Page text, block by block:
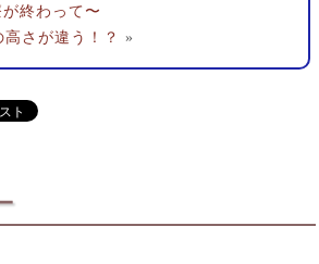
終わって〜
さが違う！？ »